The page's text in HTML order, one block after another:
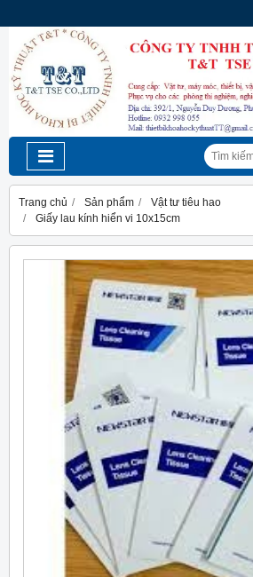
Trang chủ Sản phẩm
Vật tư tiêu hao
Giấy lau kính hiển vi 10x15cm